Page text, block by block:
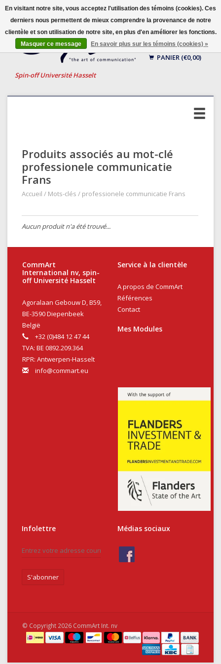
Spin-off Université Hasselt
Nederlands
English
PANIER (€0,00)
Produits associés au mot-clé
professionele communicatie
Frans
Accueil / Mots-clés / professionele communicatie Frans
Aucun produit n'a été trouvé...
CommArt
International nv, spin-
off Université Hasselt
Agoralaan Gebouw D, B59,
BE-3590 Diepenbeek
België
+32 (0)484 12 47 44
TVA: BE 0892.209.364
RPR: Antwerpen-Hasselt
info@commart.eu
Service à la clientèle
A propos de CommArt
Références
Contact
Mes Modules
Infolettre
S'abonner
Médias sociaux
© Copyright 2026 CommArt Int. nv
En visitant notre site, vous acceptez l'utilisation des témoins (cookies). Ces
derniers nous permettent de mieux comprendre la provenance de notre
clientèle et son utilisation de notre site, en plus d'en améliorer les fonctions.
Masquer ce message
En savoir plus sur les témoins (cookies) »